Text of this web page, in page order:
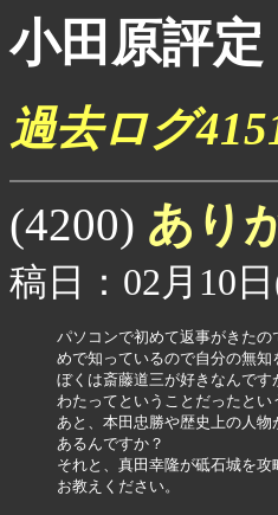
小田原評
過去ログ
(4200) あり
稿日：02月10
パソコンで初めて返事がきた
めで知っているので自分の無知
ぼくは斎藤道三が好きなんで
わたってということだったとい
あと、本田忠勝や歴史上の人
あるんですか？
それと、真田幸隆が砥石城を
お教えください。